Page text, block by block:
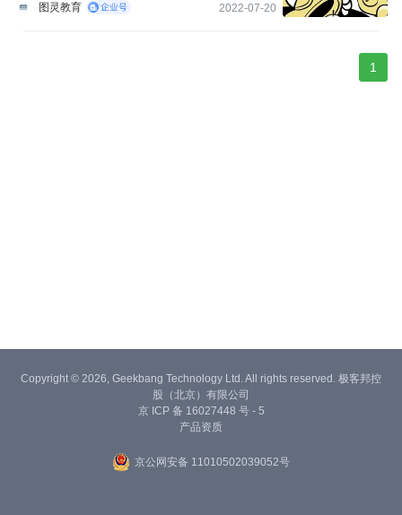
图灵教育 2022-07-20
1
Copyright © 2026, Geekbang Technology Ltd. All rights reserved. 极客邦控
股（北京）有限公司
京 ICP 备 16027448 号 - 5
产品资质
京公网安备 11010502039052号